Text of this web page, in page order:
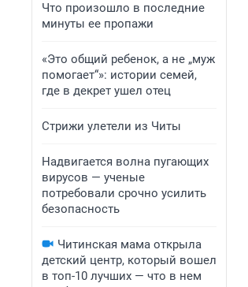
Что произошло в последние
минуты ее пропажи
«Это общий ребенок, а не „муж
помогает“»: истории семей,
где в декрет ушел отец
Стрижи улетели из Читы
Надвигается волна пугающих
вирусов — ученые
потребовали срочно усилить
безопасность
Читинская мама открыла
детский центр, который вошел
в топ-10 лучших — что в нем